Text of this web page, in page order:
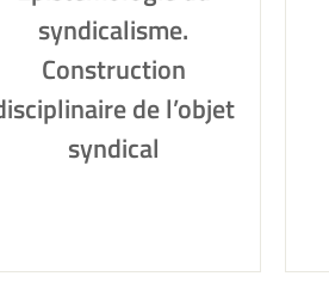
syndicalisme.
Construction
de l’objet
syndical